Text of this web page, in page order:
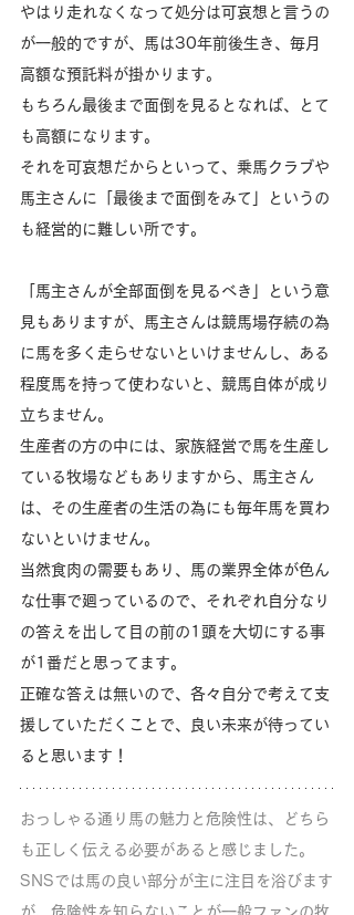
やはり走れなくなって処分は可哀想と言うの
が一般的ですが、馬は30年前後生き、毎月
高額な預託料が掛かります。
もちろん最後まで面倒を見るとなれば、とて
も高額になります。
それを可哀想だからといって、乗馬クラブや
馬主さんに「最後まで面倒をみて」というの
も経営的に難しい所です。
「馬主さんが全部面倒を見るべき」という意
見もありますが、馬主さんは競馬場存続の為
に馬を多く走らせないといけませんし、ある
程度馬を持って使わないと、競馬自体が成り
立ちません。
生産者の方の中には、家族経営で馬を生産し
ている牧場などもありますから、馬主さん
は、その生産者の生活の為にも毎年馬を買わ
ないといけません。
当然食肉の需要もあり、馬の業界全体が色ん
な仕事で廻っているので、それぞれ自分なり
の答えを出して目の前の1頭を大切にする事
が1番だと思ってます。
正確な答えは無いので、各々自分で考えて支
援していただくことで、良い未来が待ってい
ると思います！
おっしゃる通り馬の魅力と危険性は、どちら
も正しく伝える必要があると感じました。
SNSでは馬の良い部分が主に注目を浴びます
が、危険性を知らないことが一般ファンの牧